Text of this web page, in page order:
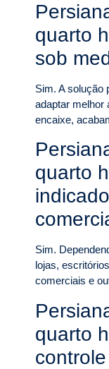
quarto
sob
Sim. A solução
adaptar melhor
encaixe,
quarto
Sim.
lojas,
comerciais e
quarto